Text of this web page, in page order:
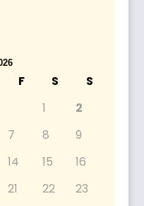
F S
S
1
2
7 8
9
14 15
16
21 22
23